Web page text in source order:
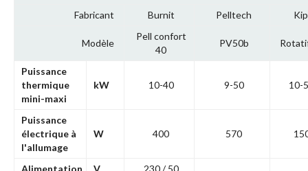
Fabricant
Burnit Pelltech
Modèle
Pell confort
40
PV50b
Puissance
thermique
mini-maxi
kW 10-40 9-50 10-
Puissance
électrique à
l'allumage
W 400 570
Alimentation V
230 / 50